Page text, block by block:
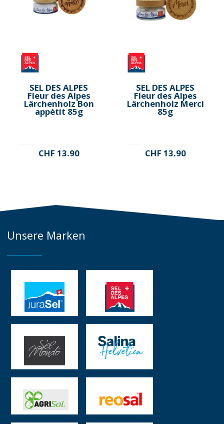
SEL DES ALPES
Fleur des Alpes
Lärchenholz Bon
appétit 85g
CHF 13.90
SEL DES ALPES
Fleur des Alpes
Lärchenholz Merci
85g
CHF 13.90
Unsere Marken